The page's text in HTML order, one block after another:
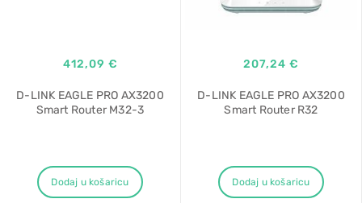
412,09 €
D-LINK EAGLE PRO AX3200
Smart Router M32-3
Dodaj u košaricu
207,24 €
D-LINK EAGLE PRO AX3200
Smart Router R32
Dodaj u košaricu